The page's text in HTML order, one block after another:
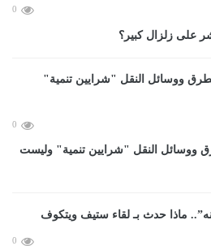
0
على زلزال كبير؟
0
ووسائل النقل "شرايين تنمية" وليست
0